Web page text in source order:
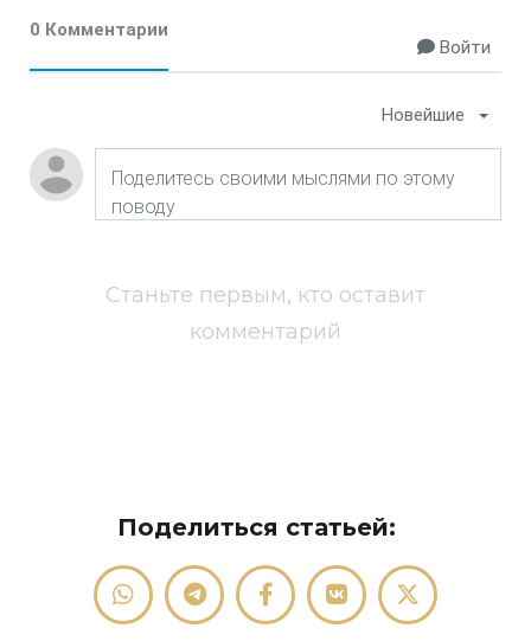
0 Комментарии
Войти
Новейшие
Станьте первым, кто оставит
комментарий
Поделиться статьей: